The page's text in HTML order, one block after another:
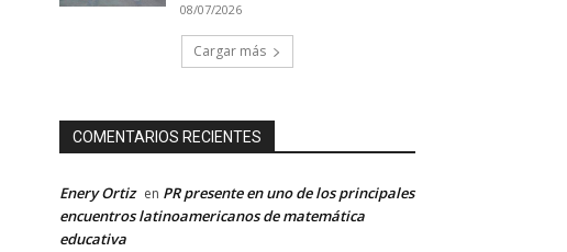
08/07/2026
Cargar más
COMENTARIOS RECIENTES
Enery Ortiz en PR presente en uno de los principales
encuentros latinoamericanos de matemática
educativa